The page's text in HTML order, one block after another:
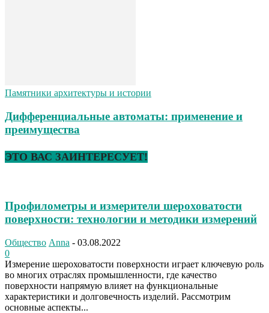
Памятники архитектуры и истории
Дифференциальные автоматы: применение и
преимущества
ЭТО ВАС ЗАИНТЕРЕСУЕТ!
Профилометры и измерители шероховатости
поверхности: технологии и методики измерений
Общество Anna - 03.08.2022
0
Измерение шероховатости поверхности играет ключевую роль
во многих отраслях промышленности, где качество
поверхности напрямую влияет на функциональные
характеристики и долговечность изделий. Рассмотрим
основные аспекты...